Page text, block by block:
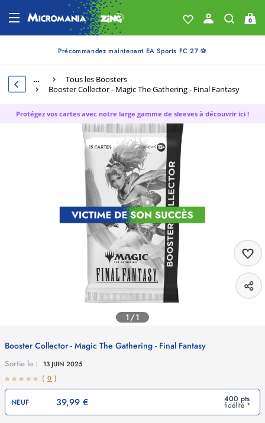
0
Précommandez maintenant EA Sports FC 27 ⚽
…
Tous les Boosters
Booster Collector - Magic The Gathering - Final Fantasy
Protégez vos cartes avec notre large gamme de sleeves à découvrir ici !
1/1
Booster Collector - Magic The Gathering - Final Fantasy
Sortie le :
13 JUIN 2025
( 0 )
NEUF 39,99 € 400 pts
fidélité *